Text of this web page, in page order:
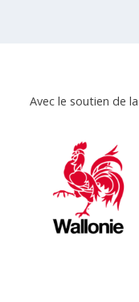
Avec le soutien de